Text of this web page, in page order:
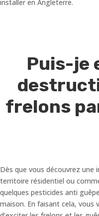
installer en Angleterre.
Puis-je
frelons
Dès que vous découvrez
territoire résidentiel ou
quelques pesticides anti
maison. En faisant cela, vous